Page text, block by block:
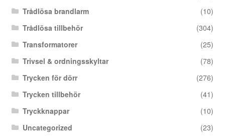
Trådlösa brandlarm
(10)
Trådlösa tillbehör
(304)
Transformatorer
(25)
Trivsel & ordningsskyltar
(78)
Trycken för dörr
(276)
Trycken tillbehör
(41)
Tryckknappar
(10)
Uncategorized
(23)